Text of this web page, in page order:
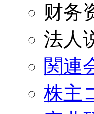
财务
法人
関連
株主